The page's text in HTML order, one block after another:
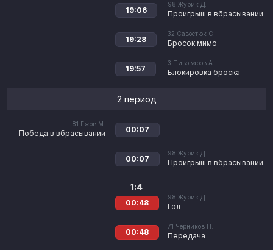
98 Журик Д.
Проигрыш в вбрасывании
19:06
32 Савостюк С.
Бросок мимо
19:28
3 Пивоваров А.
Блокировка броска
19:57
2 период
81 Ежов М.
Победа в вбрасывании 00:07
98 Журик Д.
Проигрыш в вбрасывании
00:07
98 Журик Д.
Гол
1:4
00:48
71 Черников П.
Передача
00:48